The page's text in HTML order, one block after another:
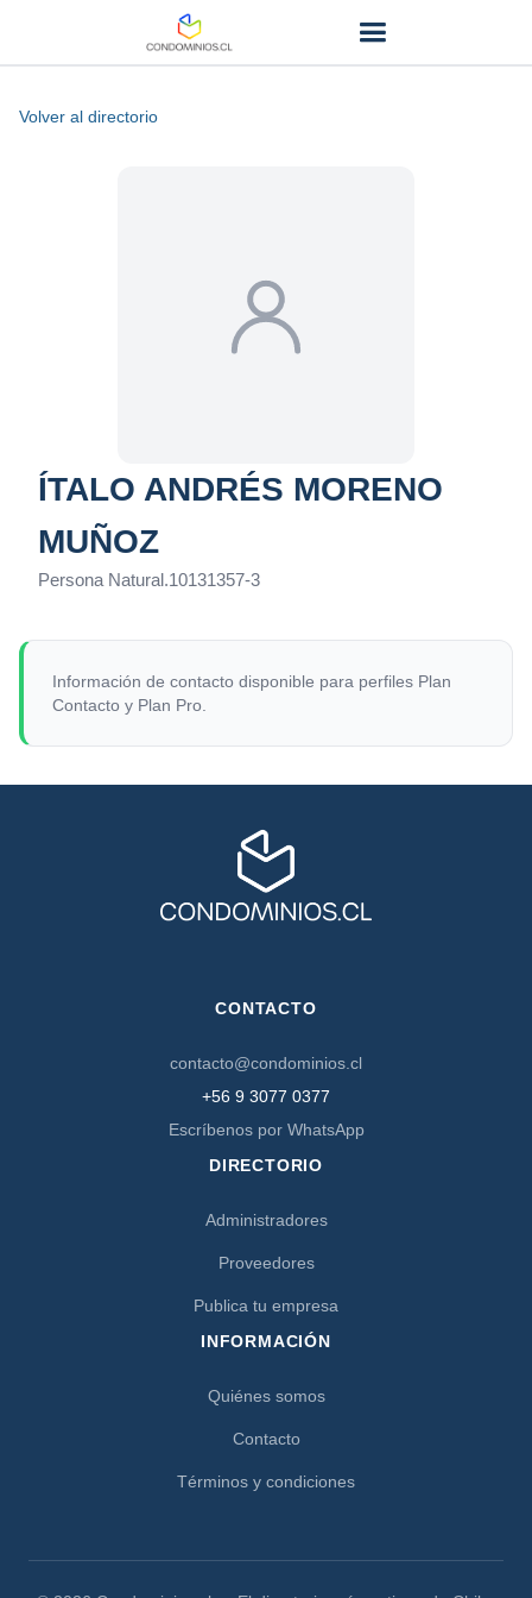
Volver al directorio
ÍTALO ANDRÉS MORENO
MUÑOZ
Persona Natural.10131357-3
Información de contacto disponible para perfiles Plan
Contacto y Plan Pro.
CONTACTO
contacto@condominios.cl
+56 9 3077 0377
Escríbenos por WhatsApp
DIRECTORIO
Administradores
Proveedores
Publica tu empresa
INFORMACIÓN
Quiénes somos
Contacto
Términos y condiciones